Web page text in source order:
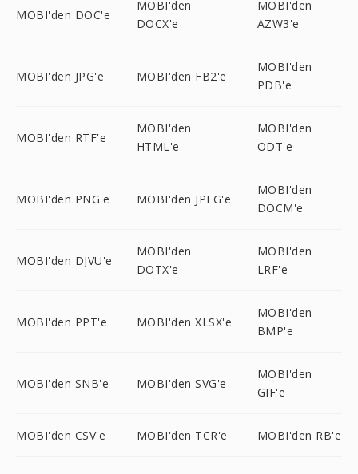
MOBI'den DOC'e
MOBI'den
DOCX'e
MOBI'den
AZW3'e
MOBI'den JPG'e MOBI'den FB2'e
MOBI'den
PDB'e
MOBI'den RTF'e
MOBI'den
HTML'e
MOBI'den
ODT'e
MOBI'den PNG'e MOBI'den JPEG'e
MOBI'den
DOCM'e
MOBI'den DJVU'e
MOBI'den
DOTX'e
MOBI'den
LRF'e
MOBI'den PPT'e MOBI'den XLSX'e
MOBI'den
BMP'e
MOBI'den SNB'e MOBI'den SVG'e
MOBI'den
GIF'e
MOBI'den CSV'e MOBI'den TCR'e MOBI'den RB'e